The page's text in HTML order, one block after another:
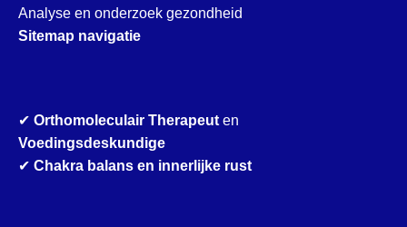
Analyse en onderzoek gezondheid
Sitemap navigatie
✔ Orthomoleculair Therapeuten
Voedingsdeskundige
✔ Chakra balans en innerlijke rust